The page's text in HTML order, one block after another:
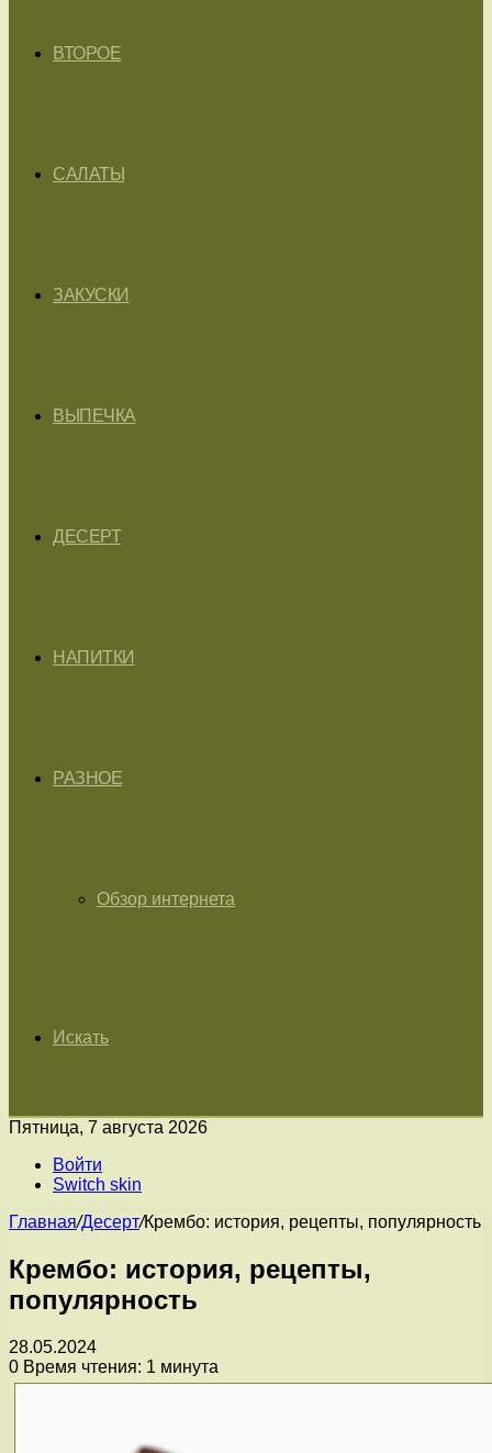
ВТОРОЕ
САЛАТЫ
ЗАКУСКИ
ВЫПЕЧКА
ДЕСЕРТ
НАПИТКИ
РАЗНОЕ
Обзор интернета
Искать
Пятница, 7 августа 2026
Войти
Switch skin
Главная/Десерт/Крембо: история, рецепты, популярность
Крембо: история, рецепты,
популярность
28.05.2024
0 Время чтения: 1 минута